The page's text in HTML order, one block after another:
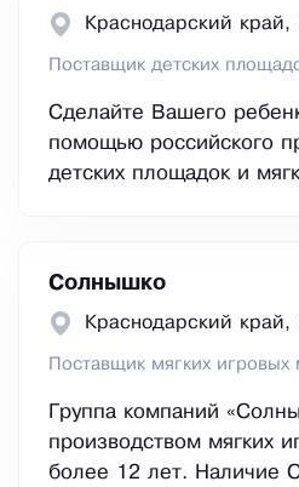
Краснодарский край,
Поставщик детских
Сделайте Вашего
помощью российского
детских площадок и
Солнышко
Краснодарский край,
Поставщик мягких игровых
Группа компаний
производством мягких
более 12 лет. Наличие